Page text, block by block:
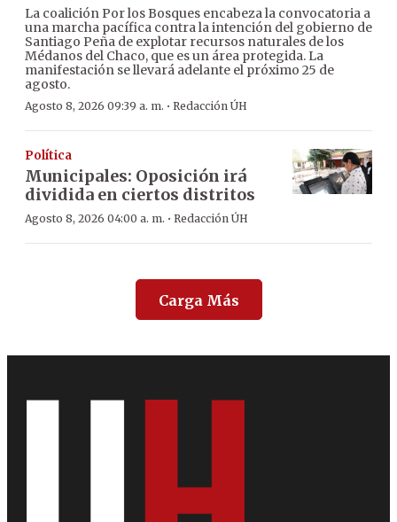
La coalición Por los Bosques encabeza la convocatoria a
una marcha pacífica contra la intención del gobierno de
Santiago Peña de explotar recursos naturales de los
Médanos del Chaco, que es un área protegida. La
manifestación se llevará adelante el próximo 25 de
agosto.
Agosto 8, 2026 09:39 a. m. · Redacción ÚH
Política
Municipales: Oposición irá
dividida en ciertos distritos
Agosto 8, 2026 04:00 a. m. · Redacción ÚH
Carga Más